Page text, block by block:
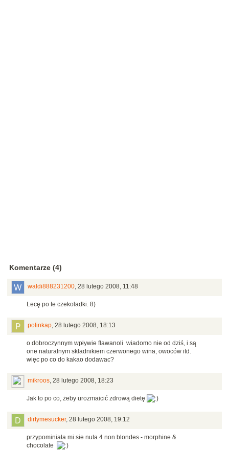
Komentarze (4)
waldi888231200, 28 lutego 2008, 11:48
Lecę po te czekoladki. 8)
polinkap, 28 lutego 2008, 18:13
o dobroczynnym wpływie flawanoli wiadomo nie od dziś, i są
one naturalnym składnikiem czerwonego wina, owoców itd.
więc po co do kakao dodawac?
mikroos, 28 lutego 2008, 18:23
Jak to po co, żeby urozmaicić zdrową dietę
dirtymesucker, 28 lutego 2008, 19:12
przypominiała mi sie nuta 4 non blondes - morphine &
chocolate